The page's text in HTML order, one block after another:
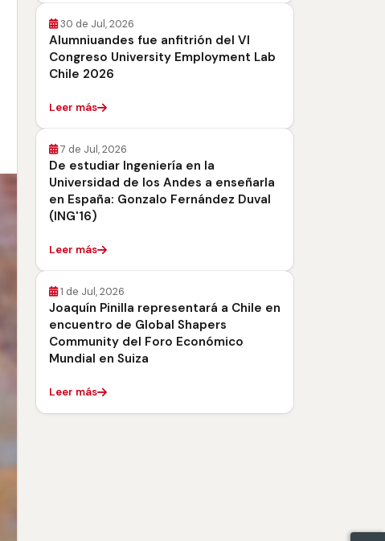
30 de Jul, 2026
Alumniuandes fue anfitrión del VI
Congreso University Employment Lab
Chile 2026
Leer más
7 de Jul, 2026
De estudiar Ingeniería en la
Universidad de los Andes a enseñarla
en España: Gonzalo Fernández Duval
(ING'16)
Leer más
1 de Jul, 2026
Joaquín Pinilla representará a Chile en
encuentro de Global Shapers
Community del Foro Económico
Mundial en Suiza
Leer más